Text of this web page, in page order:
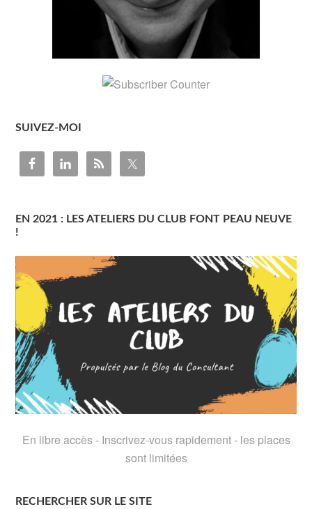
SUIVEZ-MOI
EN 2021 : LES ATELIERS DU CLUB FONT PEAU NEUVE
!
En libre accès - Inscrivez-vous rapidement - les places
sont limitées
RECHERCHER SUR LE SITE